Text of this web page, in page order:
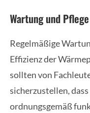
Wartung und Pflege
Regelmäßige
Effizienz der
sollten von
sicherzustellen,
ordnungsgemäß